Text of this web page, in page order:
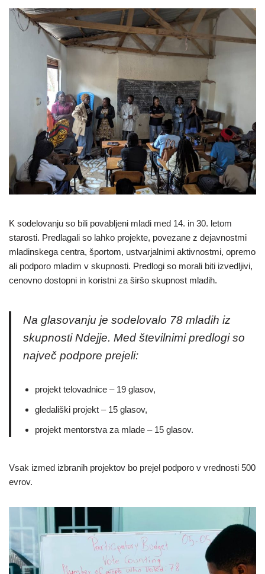
K sodelovanju so bili povabljeni mladi med 14. in 30. letom
starosti. Predlagali so lahko projekte, povezane z dejavnostmi
mladinskega centra, športom, ustvarjalnimi aktivnostmi, opremo
ali podporo mladim v skupnosti. Predlogi so morali biti izvedljivi,
cenovno dostopni in koristni za širšo skupnost mladih.
Na glasovanju je sodelovalo 78 mladih iz
skupnosti Ndejje. Med številnimi predlogi so
največ podpore prejeli:
projekt telovadnice – 19 glasov,
gledališki projekt – 15 glasov,
projekt mentorstva za mlade – 15 glasov.
Vsak izmed izbranih projektov bo prejel podporo v vrednosti 500
evrov.